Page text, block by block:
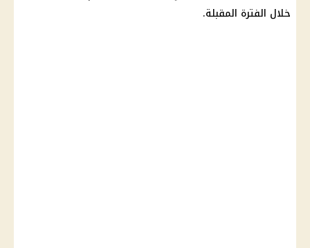
خلال الفترة المقبلة.